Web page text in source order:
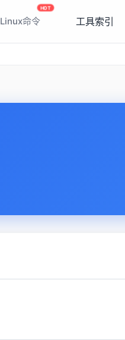
Linux命令
HOT
工具索引